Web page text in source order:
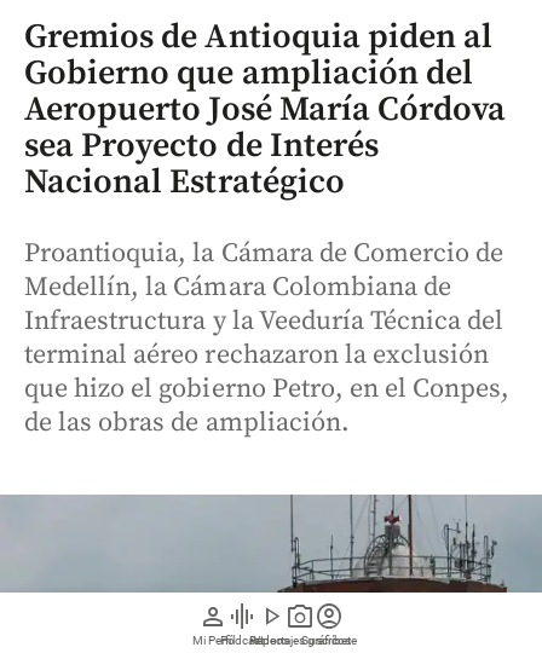
person
Mi Perfil
graphic_eq
Pódcast
play_arrow
Videos
photo_camera
Reportajes gráficos
account_circle
Suscríbete
Gremios de Antioquia piden al
Gobierno que ampliación del
Aeropuerto José María Córdova
sea Proyecto de Interés
Nacional Estratégico
Proantioquia, la Cámara de Comercio de
Medellín, la Cámara Colombiana de
Infraestructura y la Veeduría Técnica del
terminal aéreo rechazaron la exclusión
que hizo el gobierno Petro, en el Conpes,
de las obras de ampliación.